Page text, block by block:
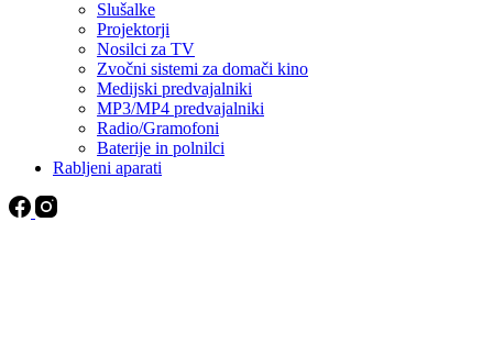
Slušalke
Projektorji
Nosilci za TV
Zvočni sistemi za domači kino
Medijski predvajalniki
MP3/MP4 predvajalniki
Radio/Gramofoni
Baterije in polnilci
Rabljeni aparati